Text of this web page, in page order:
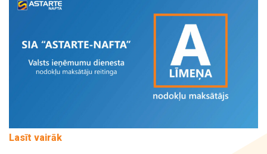
Lasīt vairāk